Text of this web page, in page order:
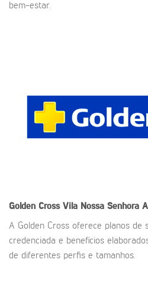
bem-estar.
Golden Cross Vila Nossa Senhora
A Golden Cross oferece planos de
credenciada e benefícios
de diferentes perfis e tamanhos.